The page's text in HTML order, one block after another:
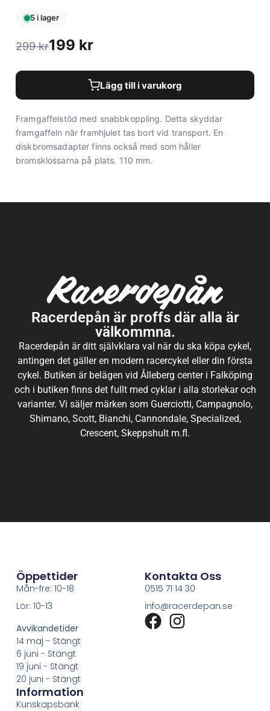
5 i lager
299kr199 kr
Lägg till i varukorg
Framgaffelstöd med snabbkoppling. Detta skyddar
framgaffeln när framhjulet tas bort vid transport. En
diskbromsadapter finns också med som håller
bromsklossarna på plats. 110 mm.
Racerdepån är proffs där alla är
välkommna.
Racerdepån är ditt självklara val när du ska köpa cykel,
antingen det gäller en modern racercykel eller din första
cykel. Butiken är belägen vid Ålleberg center i Falköping
och i butiken finns det fullt med cyklar i alla storlekar och
varianter. Vi säljer märken som Guerciotti, Campagnolo,
Shimano, Scott, Bianchi, Cannondale, Specialized,
Crescent, Skeppshult m.fl.
Öppettider
Mån-fre: 10-18
Lör: 10-13
Avvikandetider
14 maj - Stängt
6 juni - Stängt
19 juni - Stängt
20 juni - Stängt
Kontakta Oss
0515 71 14 30
info@racerdepan.se
Information
Kunskapsbank